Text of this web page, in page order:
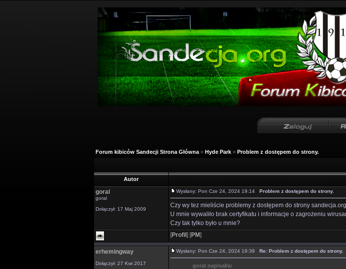
Forum kibiców Sandecji Strona Główna » Hyde Park » Problem z dostępem do strony.
Autor
goral
goral
Dołączył: 17 Maj 2009
Wysłany: Pon Cze 24, 2024 19:14 Problem z dostępem do strony.
Czy wy tez mieliście problemy z dostępem do strony
U mnie wywaliło brak certyfikatu i informacje o zagrożeniu
Czy tak tylko było u mnie?
[Profil ] [PM]
erhemingway
Dołączył: 27 Kwi 2017
Wysłany: Pon Cze 24, 2024 19:39 Re: Problem z dostępem do strony.
goral napisał/a: